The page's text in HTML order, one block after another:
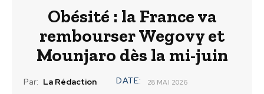
Obésité : la France va
rembourser Wegovy et
Mounjaro dès la mi-juin
Par: La Rédaction DATE: 28 MAI 2026